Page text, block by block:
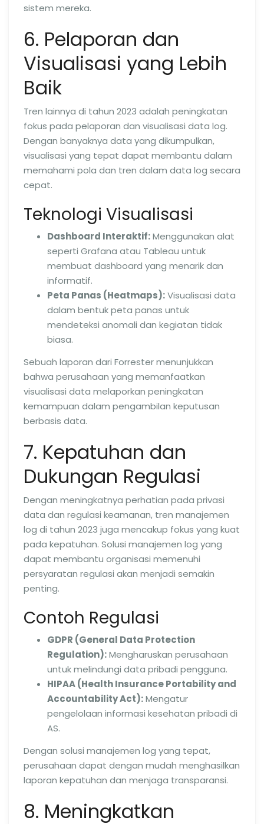
sistem mereka.
6. Pelaporan dan
Visualisasi yang Lebih
Baik
Tren lainnya di tahun 2023 adalah peningkatan
fokus pada pelaporan dan visualisasi data log.
Dengan banyaknya data yang dikumpulkan,
visualisasi yang tepat dapat membantu dalam
memahami pola dan tren dalam data log secara
cepat.
Teknologi Visualisasi
Dashboard Interaktif:Menggunakan alat
seperti Grafana atau Tableau untuk
membuat dashboard yang menarik dan
informatif.
Peta Panas (Heatmaps):Visualisasi data
dalam bentuk peta panas untuk
mendeteksi anomali dan kegiatan tidak
biasa.
Sebuah laporan dari Forrester menunjukkan
bahwa perusahaan yang memanfaatkan
visualisasi data melaporkan peningkatan
kemampuan dalam pengambilan keputusan
berbasis data.
7. Kepatuhan dan
Dukungan Regulasi
Dengan meningkatnya perhatian pada privasi
data dan regulasi keamanan, tren manajemen
log di tahun 2023 juga mencakup fokus yang kuat
pada kepatuhan. Solusi manajemen log yang
dapat membantu organisasi memenuhi
persyaratan regulasi akan menjadi semakin
penting.
Contoh Regulasi
GDPR (General Data Protection
Regulation):Mengharuskan perusahaan
untuk melindungi data pribadi pengguna.
HIPAA (Health Insurance Portability and
Accountability Act):Mengatur
pengelolaan informasi kesehatan pribadi di
AS.
Dengan solusi manajemen log yang tepat,
perusahaan dapat dengan mudah menghasilkan
laporan kepatuhan dan menjaga transparansi.
8. Meningkatkan